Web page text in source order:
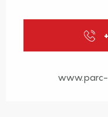
www.parc-